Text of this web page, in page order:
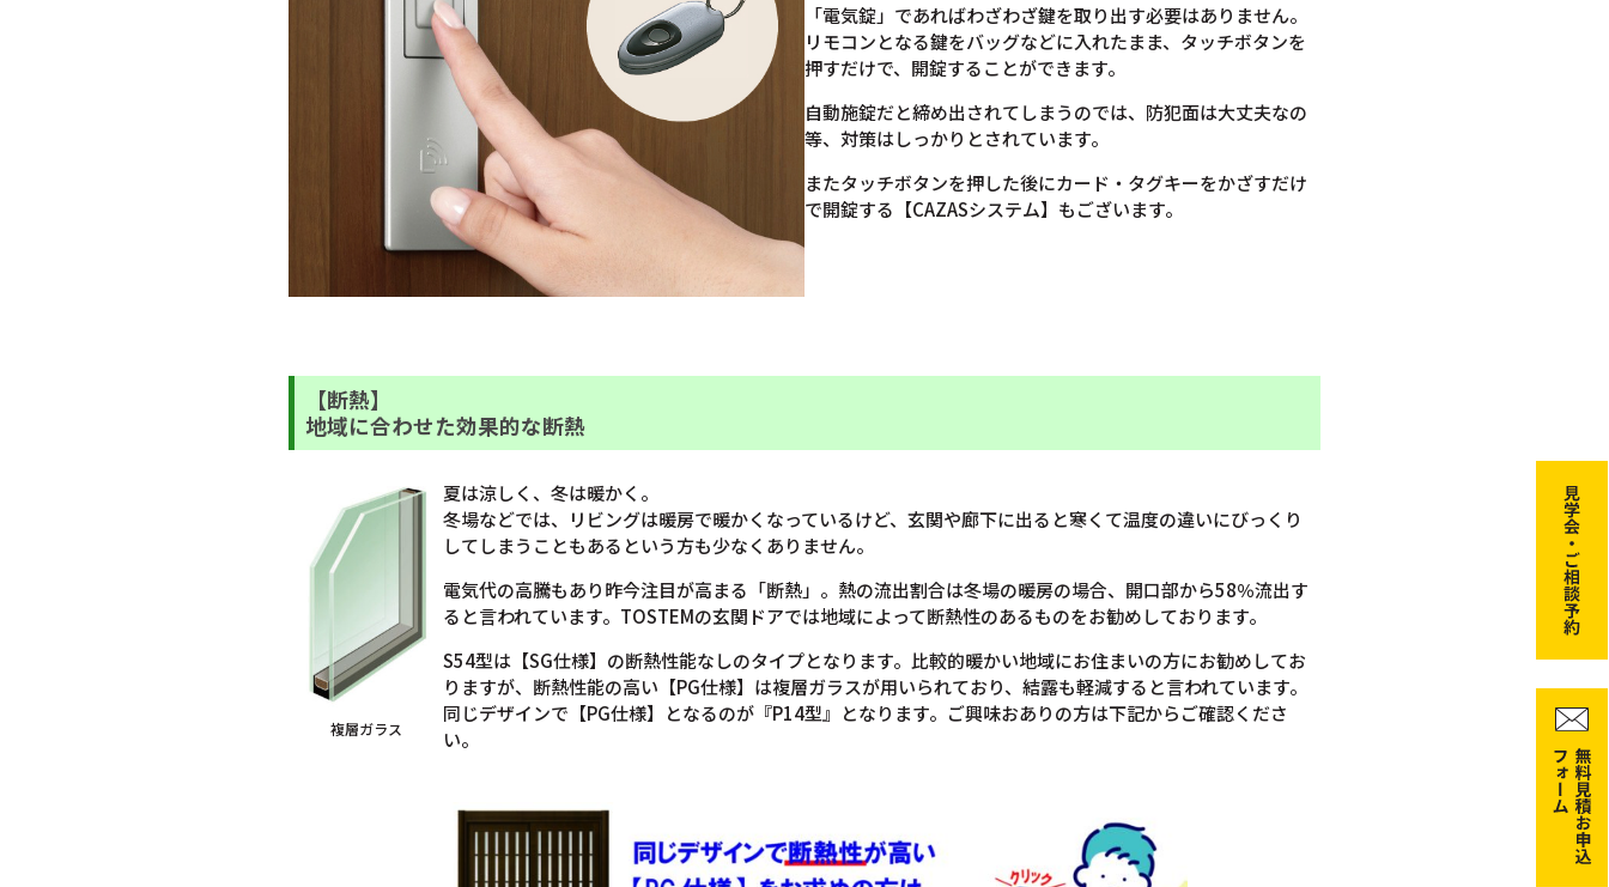
「電気錠」であればわざわざ鍵を取り出す必要はありません。
リモコンとなる鍵をバッグなどに入れたまま、タッチボタンを
押すだけで、開錠することができます。
自動施錠だと締め出されてしまうのでは、防犯面は大丈夫なの
等、対策はしっかりとされています。
またタッチボタンを押した後にカード・タグキーをかざすだけ
で開錠する【CAZASシステム】もございます。
【断熱】
地域に合わせた効果的な断熱
複層ガラス
夏は涼しく、冬は暖かく。
冬場などでは、リビングは暖房で暖かくなっているけど、玄関や廊下に出ると寒くて温度の違いにびっくり
してしまうこともあるという方も少なくありません。
電気代の高騰もあり昨今注目が高まる「断熱」。熱の流出割合は冬場の暖房の場合、開口部から58％流出す
ると言われています。TOSTEMの玄関ドアでは地域によって断熱性のあるものをお勧めしております。
S54型は【SG仕様】の断熱性能なしのタイプとなります。比較的暖かい地域にお住まいの方にお勧めしてお
りますが、断熱性能の高い【PG仕様】は複層ガラスが用いられており、結露も軽減すると言われています。
同じデザインで【PG仕様】となるのが『P14型』となります。ご興味おありの方は下記からご確認くださ
い。